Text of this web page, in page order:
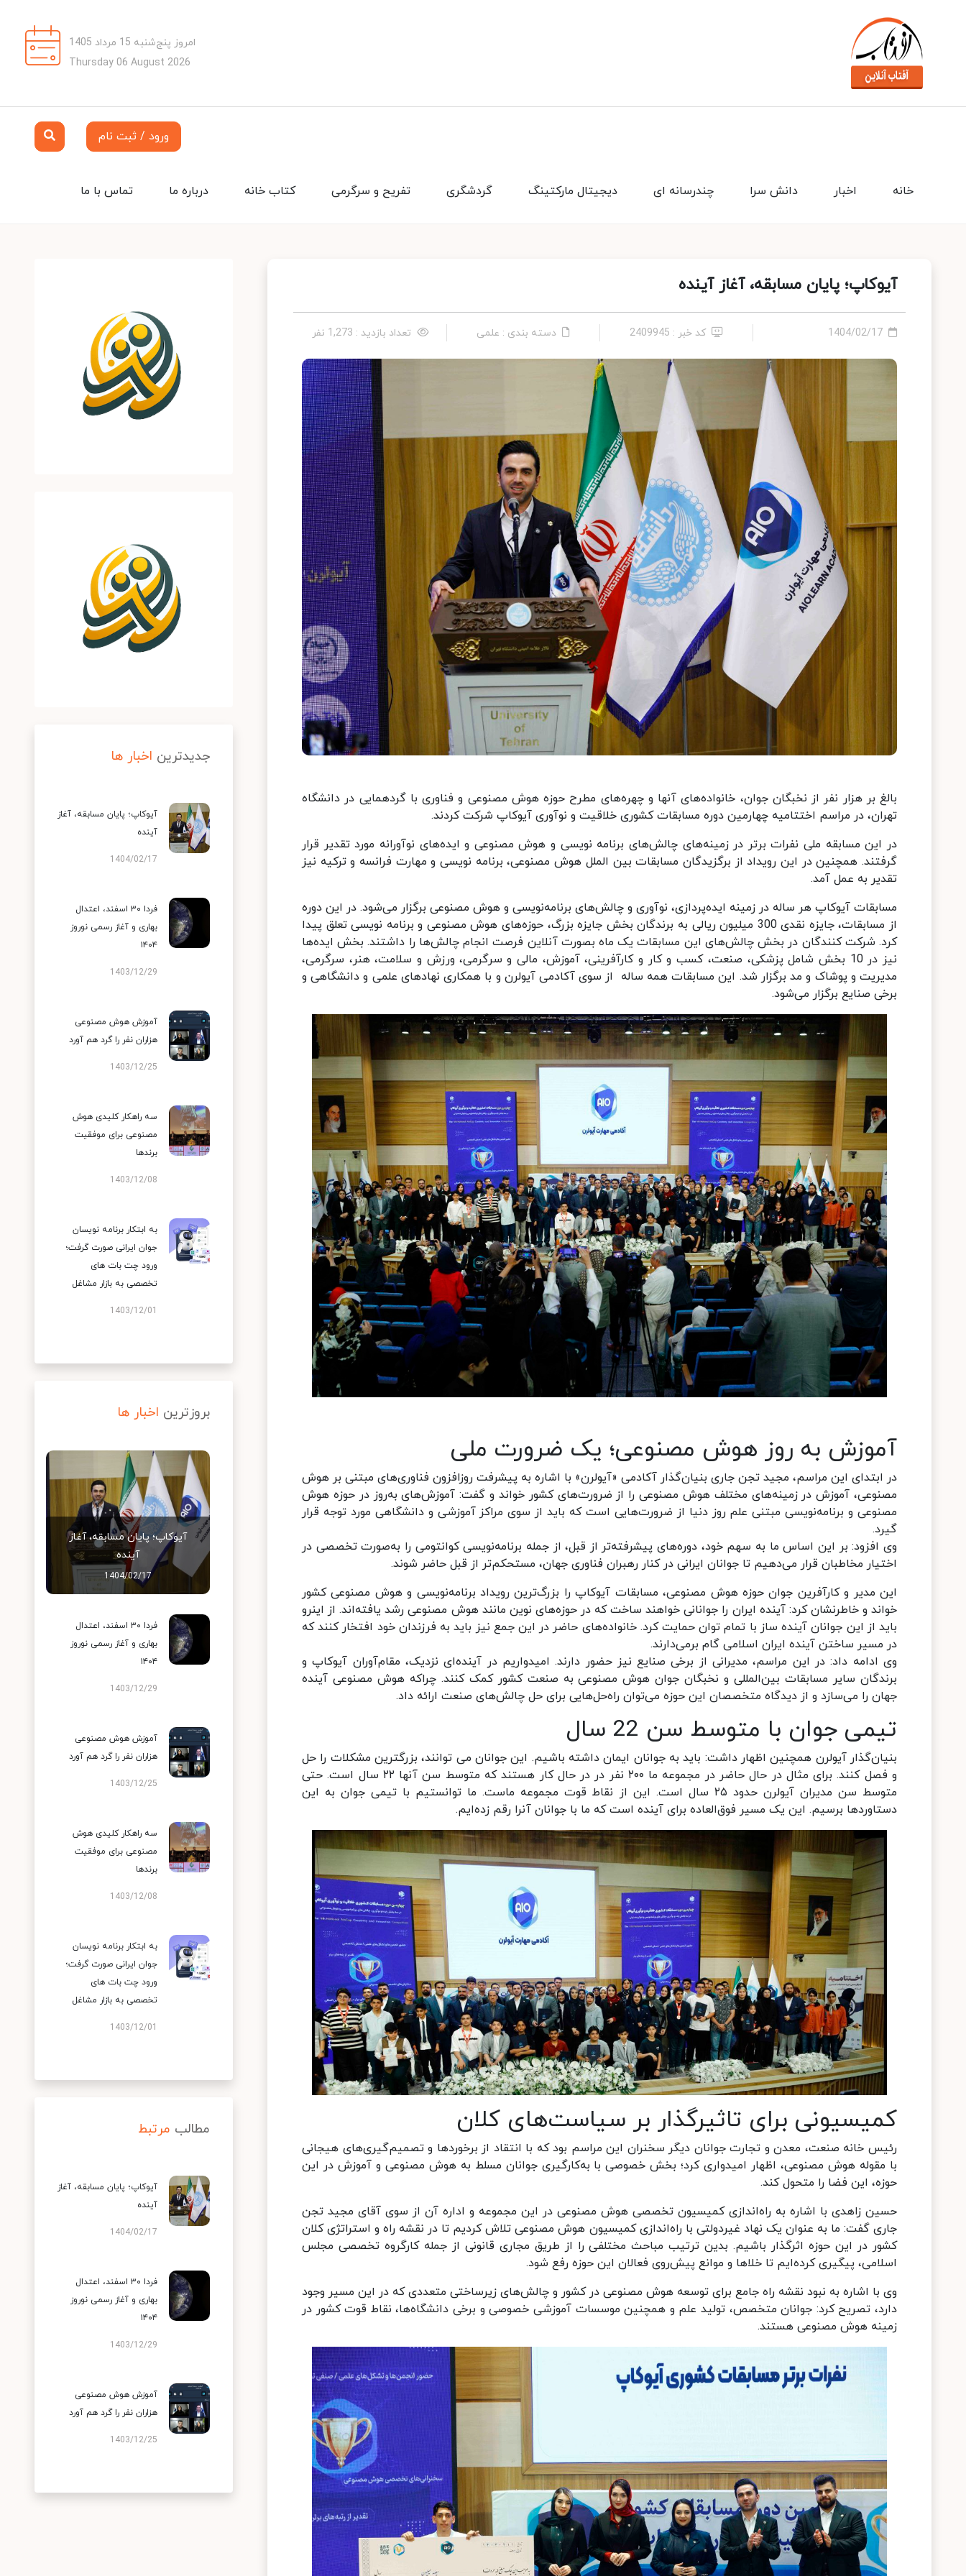
امروز پنج‌شنبه 15 مرداد 1405
Thursday 06 August 2026
ورود / ثبت نام
تماس با ما درباره ما کتاب خانه تفریح و سرگرمی گردشگری دیجیتال مارکتینگ چندرسانه ای دانش سرا اخبار خانه
آیوکاپ؛ پایان مسابقه، آغاز آینده
1404/02/17 کد خبر : 2409945 دسته بندی : علمی تعداد بازدید : 1,273 نفر
بالغ بر هزار نفر از نخبگان جوان، خانواده‌های آنها و چهره‌های مطرح حوزه هوش مصنوعی و فناوری با گردهمایی در دانشگاه
تهران، در مراسم اختتامیه چهارمین دوره مسابقات کشوری خلاقیت و نوآوری آیوکاپ شرکت کردند.
در این مسابقه ملی نفرات برتر در زمینه‌های چالش‌های برنامه نویسی و هوش مصنوعی و ایده‌های نوآورانه مورد تقدیر قرار
گرفتند. همچنین در این رویداد از برگزیدگان مسابقات بین الملل هوش مصنوعی، برنامه نویسی و مهارت فرانسه و ترکیه نیز
تقدیر به عمل آمد.
مسابقات آیوکاپ هر ساله در زمینه ایده‌پردازی، نوآوری و چالش‌های برنامه‌نویسی و هوش مصنوعی برگزار می‌شود. در این دوره
از مسابقات، جایزه نقدی 300 میلیون ریالی به برندگان بخش جایزه بزرگ، حوزه‌های هوش مصنوعی و برنامه نویسی تعلق پیدا
کرد. شرکت کنندگان در بخش چالش‌های این مسابقات یک ماه بصورت آنلاین فرصت انجام چالش‌ها را داشتند. بخش ایده‌ها
نیز در 10 بخش شامل پزشکی، صنعت، کسب و کار و کارآفرینی، آموزش، مالی و سرگرمی، ورزش و سلامت، هنر، سرگرمی،
مدیریت و پوشاک و مد برگزار شد. این مسابقات همه ساله از سوی آکادمی آیولرن و با همکاری نهادهای علمی و دانشگاهی و
برخی صنایع برگزار می‌شود.
آموزش به روز هوش مصنوعی؛ یک ضرورت ملی
در ابتدای این مراسم، مجید تجن جاری بنیان‌گذار آکادمی «آیولرن» با اشاره به پیشرفت روزافزون فناوری‌های مبتنی بر هوش
مصنوعی، آموزش در زمینه‌های مختلف هوش مصنوعی را از ضرورت‌های کشور خواند و گفت: آموزش‌های به‌روز در حوزه هوش
مصنوعی و برنامه‌نویسی مبتنی علم روز دنیا از ضرورت‌هایی است که باید از سوی مراکز آموزشی و دانشگاهی مورد توجه قرار
گیرد.
وی افزود: بر این اساس ما به سهم خود، دوره‌های پیشرفته‌تر از قبل، از جمله برنامه‌نویسی کوانتومی را به‌صورت تخصصی در
اختیار مخاطبان قرار می‌دهیم تا جوانان ایرانی در کنار رهبران فناوری جهان، مستحکم‌تر از قبل حاضر شوند.
این مدیر و کارآفرین جوان حوزه هوش مصنوعی، مسابقات آیوکاپ را بزرگ‌ترین رویداد برنامه‌نویسی و هوش مصنوعی کشور
خواند و خاطرنشان کرد: آینده ایران را جوانانی خواهند ساخت که در حوزه‌های نوین مانند هوش مصنوعی رشد یافته‌اند. از اینرو
باید از این جوانان آینده ساز با تمام توان حمایت کرد. خانواده‌های حاضر در این جمع نیز باید به فرزندان خود افتخار کنند که
در مسیر ساختن آینده ایران اسلامی گام برمی‌دارند.
وی ادامه داد: در این مراسم، مدیرانی از برخی صنایع نیز حضور دارند. امیدواریم در آینده‌ای نزدیک، مقام‌آوران آیوکاپ و
برندگان سایر مسابقات بین‌المللی و نخبگان جوان هوش مصنوعی به صنعت کشور کمک کنند. چراکه هوش مصنوعی آینده
جهان را می‌سازد و از دیدگاه متخصصان این حوزه می‌توان راه‌حل‌هایی برای حل چالش‌های صنعت ارائه داد.
تیمی جوان با متوسط سن 22 سال
بنیان‌گذار آیولرن همچنین اظهار داشت: باید به جوانان ایمان داشته باشیم. این جوانان می توانند، بزرگترین مشکلات را حل
و فصل کنند. برای مثال در حال حاضر در مجموعه ما ۲۰۰ نفر در در حال کار هستند که متوسط سن آنها ۲۲ سال است. حتی
متوسط سن مدیران آیولرن حدود ۲۵ سال است. این از نقاط قوت مجموعه ماست. ما توانستیم با تیمی جوان به این
دستاوردها برسیم. این یک مسیر فوق‌العاده برای آینده است که ما با جوانان آنرا رقم زده‌ایم.
کمیسیونی برای تاثیرگذار بر سیاست‌های کلان
رئیس خانه صنعت، معدن و تجارت جوانان دیگر سخنران این مراسم بود که با انتقاد از برخوردها و تصمیم‌گیری‌های هیجانی
با مقوله هوش مصنوعی، اظهار امیدواری کرد؛ بخش خصوصی با به‌کارگیری جوانان مسلط به هوش مصنوعی و آموزش در این
حوزه، این فضا را متحول کند.
حسین زاهدی با اشاره به راه‌اندازی کمیسیون تخصصی هوش مصنوعی در این مجموعه و اداره آن از سوی آقای مجید تجن
جاری گفت: ما به عنوان یک نهاد غیردولتی با راه‌اندازی کمیسیون هوش مصنوعی تلاش کردیم تا در نقشه راه‌ و استراتژی کلان
کشور در این حوزه اثرگذار باشیم. بدین ترتیب مباحث مختلفی را از طریق مجاری قانونی از جمله کارگروه تخصصی مجلس
اسلامی، پیگیری کرده‌ایم تا خلاها و موانع پیش‌روی فعالان این حوزه رفع شود.
وی با اشاره به نبود نقشه‌ راه جامع برای توسعه هوش مصنوعی در کشور و چالش‌های زیرساختی متعددی که در این مسیر وجود
دارد، تصریح کرد: جوانان متخصص، تولید علم و همچنین موسسات آموزشی خصوصی و برخی دانشگاه‌ها، نقاط قوت کشور در
زمینه هوش مصنوعی هستند.
جدیدترین اخبار ها
آیوکاپ؛ پایان مسابقه، آغاز
آینده
1404/02/17
فردا ۳۰ اسفند، اعتدال
بهاری و آغاز رسمی نوروز
۱۴۰۴
1403/12/29
آموزش هوش مصنوعی
هزاران نفر را گرد هم آورد
1403/12/25
سه راهکار کلیدی هوش
مصنوعی برای موفقیت
برندها
1403/12/08
به ابتکار برنامه نویسان
جوان ایرانی صورت گرفت؛
ورود چت بات های
تخصصی به بازار مشاغل
1403/12/01
بروزترین اخبار ها
آیوکاپ؛ پایان مسابقه، آغاز
آینده
1404/02/17
فردا ۳۰ اسفند، اعتدال
بهاری و آغاز رسمی نوروز
۱۴۰۴
1403/12/29
آموزش هوش مصنوعی
هزاران نفر را گرد هم آورد
1403/12/25
سه راهکار کلیدی هوش
مصنوعی برای موفقیت
برندها
1403/12/08
به ابتکار برنامه نویسان
جوان ایرانی صورت گرفت؛
ورود چت بات های
تخصصی به بازار مشاغل
1403/12/01
مطالب مرتبط
آیوکاپ؛ پایان مسابقه، آغاز
آینده
1404/02/17
فردا ۳۰ اسفند، اعتدال
بهاری و آغاز رسمی نوروز
۱۴۰۴
1403/12/29
آموزش هوش مصنوعی
هزاران نفر را گرد هم آورد
1403/12/25